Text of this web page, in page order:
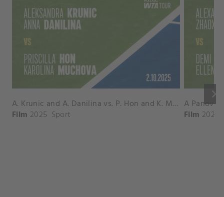
keyboard_arrow_right
A. Krunic and A. Danilina vs. P. Hon and K. Muchova Match Highlights - BEIJING_Capital Group Diamond ( October 02, 2025)
Film 2025 Sport Film 2026